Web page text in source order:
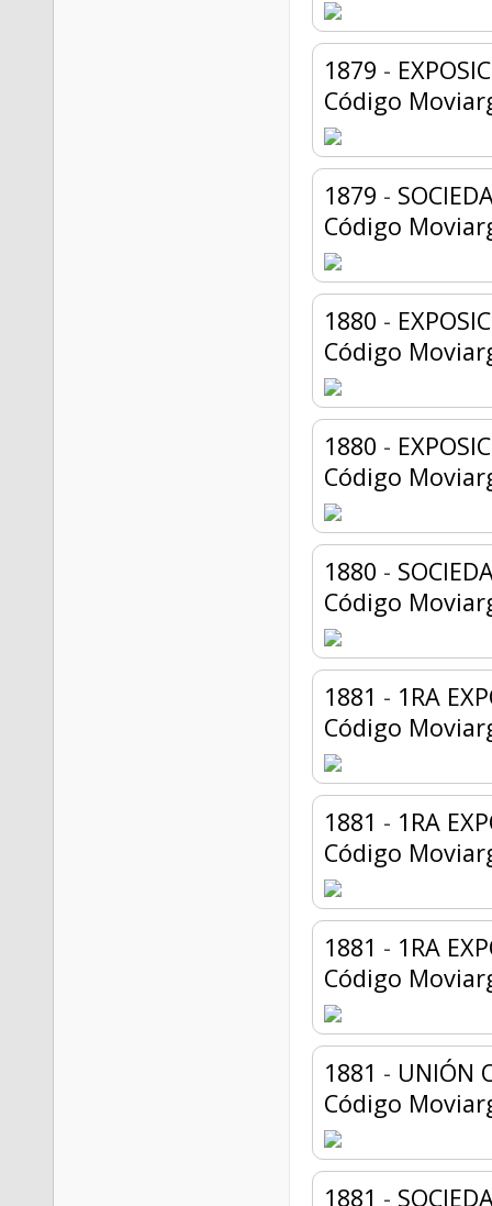
1879 -
Código
1879 -
Código
1880 -
Código
1880 -
Código
1880 -
Código
1881 - 1RA
Código
1881 - 1RA
Código
1881 - 1RA
Código
1881 - UNIÓN
Código
1881 -